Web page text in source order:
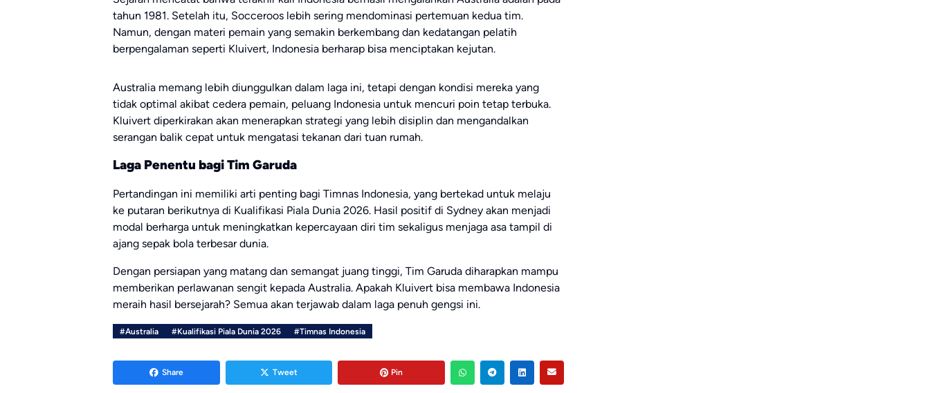
tahun 1981. Setelah itu, Socceroos lebih sering mendominasi pertemuan kedua tim.
Namun, dengan materi pemain yang semakin berkembang dan kedatangan pelatih
berpengalaman seperti Kluivert, Indonesia berharap bisa menciptakan kejutan.
Australia memang lebih diunggulkan dalam laga ini, tetapi dengan kondisi mereka yang
tidak optimal akibat cedera pemain, peluang Indonesia untuk mencuri poin tetap terbuka.
Kluivert diperkirakan akan menerapkan strategi yang lebih disiplin dan mengandalkan
serangan balik cepat untuk mengatasi tekanan dari tuan rumah.
Laga Penentu bagi Tim Garuda
Pertandingan ini memiliki arti penting bagi Timnas Indonesia, yang bertekad untuk melaju
ke putaran berikutnya di Kualifikasi Piala Dunia 2026. Hasil positif di Sydney akan menjadi
modal berharga untuk meningkatkan kepercayaan diri tim sekaligus menjaga asa tampil di
ajang sepak bola terbesar dunia.
Dengan persiapan yang matang dan semangat juang tinggi, Tim Garuda diharapkan mampu
memberikan perlawanan sengit kepada Australia. Apakah Kluivert bisa membawa Indonesia
meraih hasil bersejarah? Semua akan terjawab dalam laga penuh gengsi ini.
#Australia #Kualifikasi Piala Dunia 2026 #Timnas Indonesia
Share Tweet Pin